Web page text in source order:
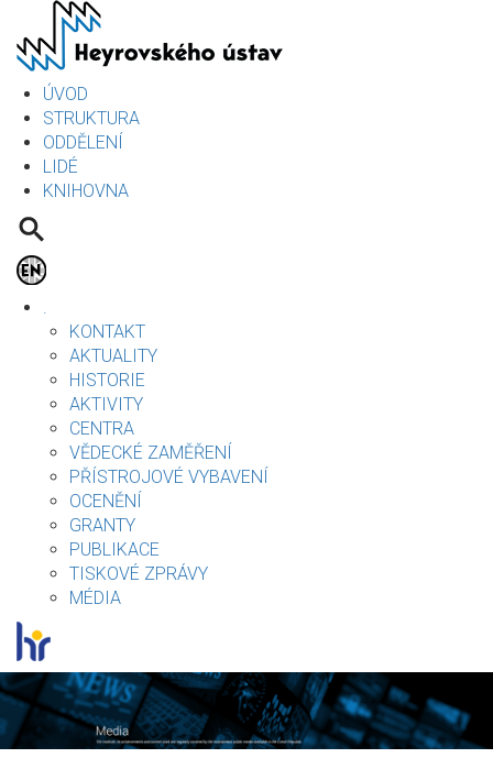
hlavnímu
obsahuÚVOD
STRUKTURA
ODDĚLENÍ
LIDÉ
KNIHOVNA
.
KONTAKT
AKTUALITY
HISTORIE
AKTIVITY
CENTRA
VĚDECKÉ ZAMĚŘENÍ
PŘÍSTROJOVÉ VYBAVENÍ
OCENĚNÍ
GRANTY
PUBLIKACE
TISKOVÉ ZPRÁVY
MÉDIA